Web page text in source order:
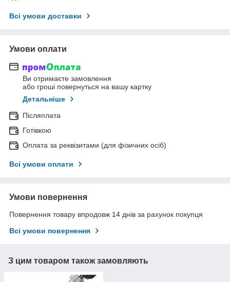
Всі умови доставки
Умови оплати
Ви отримаєте замовлення
або гроші повернуться на вашу картку
Детальніше
Післяплата
Готівкою
Оплата за реквізитами (для фізичних осіб)
Всі умови оплати
Умови повернення
Повернення товару впродовж 14 днів за рахунок покупця
Всі умови повернення
З цим товаром також замовляють